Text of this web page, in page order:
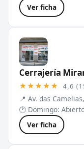
Ver ficha
Cerrajería
★★★★★ 4,6
📍 Av. das
🕐 Domingo:
Ver ficha